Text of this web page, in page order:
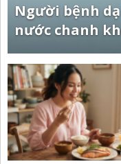
Người bệnh
nước chanh